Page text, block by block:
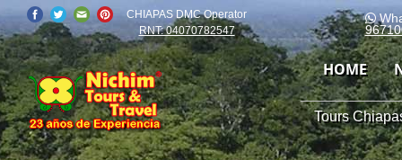
CHIAPAS DMC Operator
RNT: 04070782547
HOME
Tours